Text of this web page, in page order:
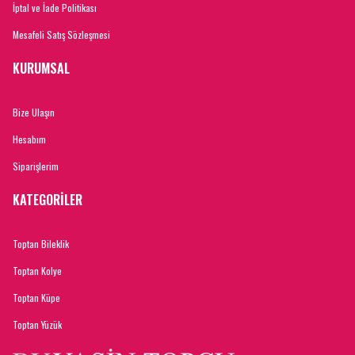
İptal ve İade Politikası
Mesafeli Satış Sözleşmesi
KURUMSAL
Bize Ulaşın
Hesabım
Siparişlerim
KATEGORİLER
Toptan Bileklik
Toptan Kolye
Toptan Küpe
Toptan Yüzük